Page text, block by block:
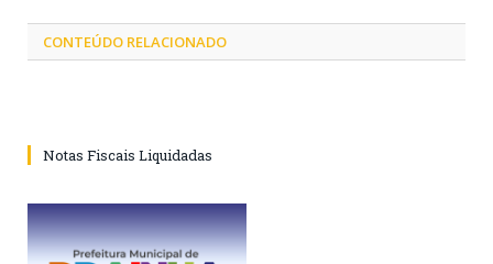
CONTEÚDO RELACIONADO
Notas Fiscais Liquidadas